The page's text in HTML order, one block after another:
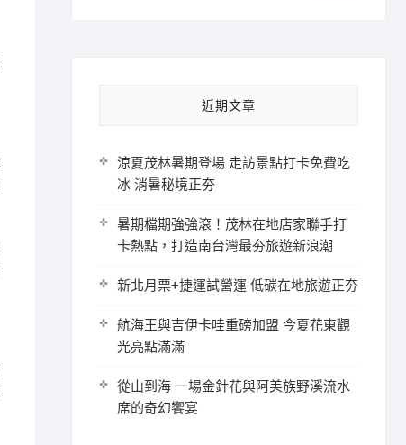
近期文章
涼夏茂林暑期登場 走訪景點打卡免費吃
冰 消暑秘境正夯
暑期檔期強強滾！茂林在地店家聯手打
卡熱點，打造南台灣最夯旅遊新浪潮
新北月票+捷運試營運 低碳在地旅遊正夯
航海王與吉伊卡哇重磅加盟 今夏花東觀
光亮點滿滿
從山到海 一場金針花與阿美族野溪流水
席的奇幻饗宴